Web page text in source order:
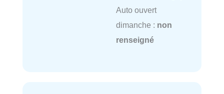
Auto ouvert
dimanche : non
renseigné